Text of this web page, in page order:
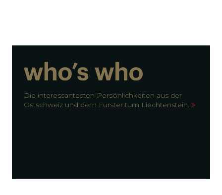
Die interessantesten Persönlichkeiten aus der
Ostschweiz und dem Fürstentum Liechtenstein.